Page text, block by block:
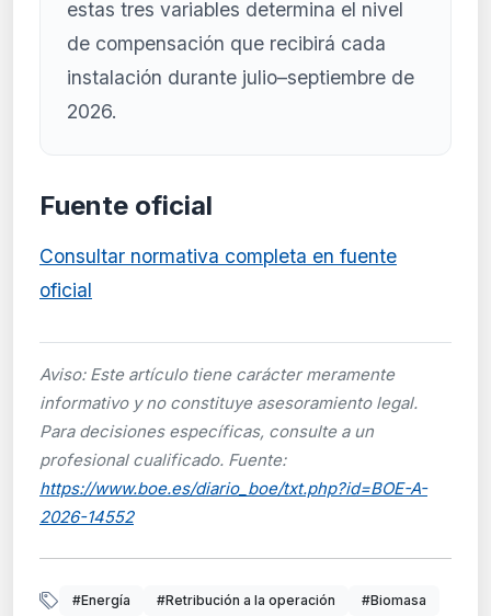
estas tres variables determina el nivel
de compensación que recibirá cada
instalación durante julio–septiembre de
2026.
Fuente oficial
Consultar normativa completa en fuente
oficial
Aviso: Este artículo tiene carácter meramente
informativo y no constituye asesoramiento legal.
Para decisiones específicas, consulte a un
profesional cualificado. Fuente:
https://www.boe.es/diario_boe/txt.php?id=BOE-A-
2026-14552
#Energía #Retribución a la operación
#Biomasa